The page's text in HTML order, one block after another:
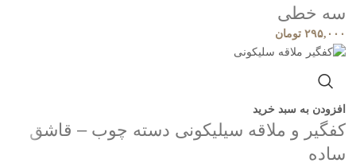
سه خطی
۲۹۵,۰۰۰ تومان
افزودن به سبد خرید
کفگیر و ملاقه سیلیکونی دسته چوب – قاشق
ساده